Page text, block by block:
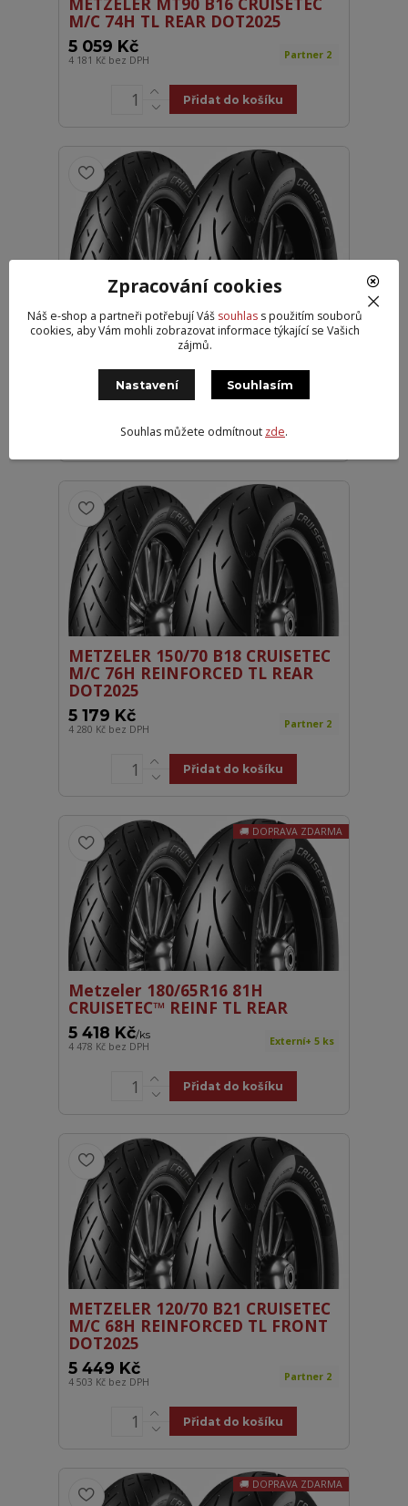
M/C 74H TL REAR DOT2025
5 059 Kč
4 181 Kč bez DPH Partner 2
Přidat do košíku
METZELER 120/70 ZR19
CRUISETEC M/C (60W) TL FRONT
5 109 Kč Partner 2
Přidat do košíku
METZELER 150/70 B18 CRUISETEC
M/C 76H REINFORCED TL REAR
DOT2025
5 179 Kč
4 280 Kč bez DPH Partner 2
Přidat do košíku
DOPRAVA ZDARMA
Metzeler 180/65R16 81H
CRUISETEC™ REINF TL REAR
5 418 Kč/ks
4 478 Kč bez DPH Externí+ 5 ks
Přidat do košíku
METZELER 120/70 B21 CRUISETEC
M/C 68H REINFORCED TL FRONT
DOT2025
5 449 Kč
4 503 Kč bez DPH Partner 2
Přidat do košíku
DOPRAVA ZDARMA
Zpracování cookies
Náš e-shop a partneři potřebují Váš souhlass použitím souborů
cookies, aby Vám mohli zobrazovat informace týkající se Vašich
zájmů.
Nastavení Souhlasím
Souhlas můžete odmítnout zde.